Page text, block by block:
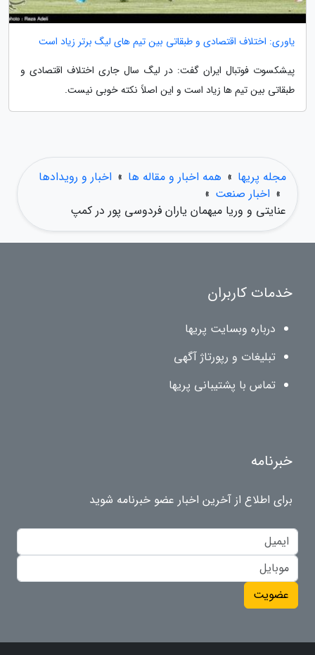
یاوری: اختلاف اقتصادی و طبقاتی بین تیم های لیگ برتر زیاد است
پیشکسوت فوتبال ایران گفت: در لیگ سال جاری اختلاف اقتصادی و
طبقاتی بین تیم ها زیاد است و این اصلاً نکته خوبی نیست.
مجله پریها » همه اخبار و مقاله ها » اخبار و رویدادها
» اخبار صنعت »
عنایتی و وریا میهمان یاران فردوسی پور در کمپ
خدمات کاربران
درباره وبسایت پریها
تبلیغات و رپورتاژ آگهی
تماس با پشتیبانی پریها
خبرنامه
برای اطلاع از آخرین اخبار عضو خبرنامه شوید
عضویت